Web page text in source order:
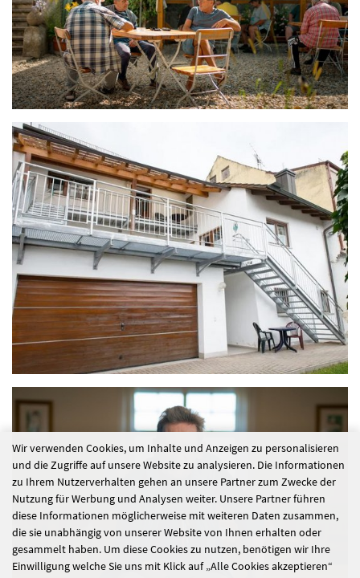
Wir verwenden Cookies, um Inhalte und Anzeigen zu personalisieren
und die Zugriffe auf unsere Website zu analysieren. Die Informationen
zu Ihrem Nutzerverhalten gehen an unsere Partner zum Zwecke der
Nutzung für Werbung und Analysen weiter. Unsere Partner führen
diese Informationen möglicherweise mit weiteren Daten zusammen,
die sie unabhängig von unserer Website von Ihnen erhalten oder
gesammelt haben. Um diese Cookies zu nutzen, benötigen wir Ihre
Einwilligung welche Sie uns mit Klick auf „Alle Cookies akzeptieren“